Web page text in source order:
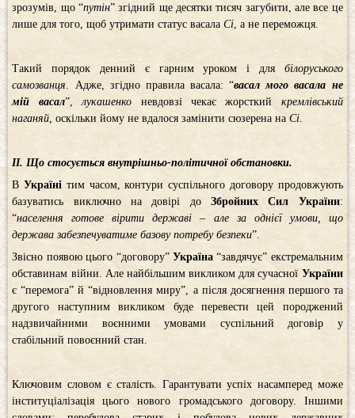
зрозумів, що “путін” згідний ще десятки тисяч загубити, але все це
лише для того, щоб утримати статус васалаСі , а не переможця.
Такий порядок денний є гарним уроком і для білоруського
самозванця . Адже, згідно правила васала: “васал мого васала не
мій васал”,лукашенко невдовзі чекає жорсткий кремлівський
наганяй , оскільки йому не вдалося замінити сюзерена наСі
ІІ. Що стосується внутрішньо-політичної обстановки.
ВУкраїні тим часом, контури суспільного договору продовжують
базуватись виключно на довірі до Збройних Сил України:
“населення готове вірити державі – але за однієї умови, що
держава забезпечуватиме базову потребу безпеки”.
Звісно появою цього “договору” Україна“завдячує” екстремальним
обставинам війни. Але найбільшим викликом для сучасної України
є “перемога” й “відновлення миру”, а після досягнення першого та
другого наступним викликом буде перевести цей породжений
надзвичайними воєнними умовами суспільний договір у
стабільний повоєнний стан.
Ключовим словом є сталість. Гарантувати успіх насамперед може
інституціалізація цього нового громадського договору. Іншими